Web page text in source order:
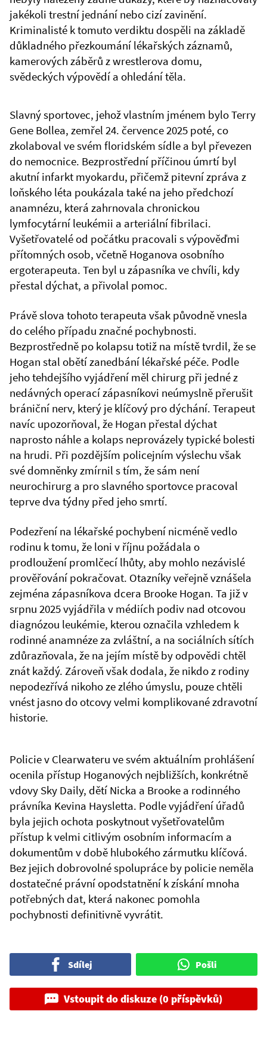
jakékoli trestní jednání nebo cizí zavinění.
Kriminalisté k tomuto verdiktu dospěli na základě
důkladného přezkoumání lékařských záznamů,
kamerových záběrů z wrestlerova domu,
svědeckých výpovědí a ohledání těla.
Slavný sportovec, jehož vlastním jménem bylo Terry
Gene Bollea, zemřel 24. července 2025 poté, co
zkolaboval ve svém floridském sídle a byl převezen
do nemocnice. Bezprostřední příčinou úmrtí byl
akutní infarkt myokardu, přičemž pitevní zpráva z
loňského léta poukázala také na jeho předchozí
anamnézu, která zahrnovala chronickou
lymfocytární leukémii a arteriální fibrilaci.
Vyšetřovatelé od počátku pracovali s výpověďmi
přítomných osob, včetně Hoganova osobního
ergoterapeuta. Ten byl u zápasníka ve chvíli, kdy
přestal dýchat, a přivolal pomoc.
Právě slova tohoto terapeuta však původně vnesla
do celého případu značné pochybnosti.
Bezprostředně po kolapsu totiž na místě tvrdil, že se
Hogan stal obětí zanedbání lékařské péče. Podle
jeho tehdejšího vyjádření měl chirurg při jedné z
nedávných operací zápasníkovi neúmyslně přerušit
brániční nerv, který je klíčový pro dýchání. Terapeut
navíc upozorňoval, že Hogan přestal dýchat
naprosto náhle a kolaps neprovázely typické bolesti
na hrudi. Při pozdějším policejním výslechu však
své domněnky zmírnil s tím, že sám není
neurochirurg a pro slavného sportovce pracoval
teprve dva týdny před jeho smrtí.
Podezření na lékařské pochybení nicméně vedlo
rodinu k tomu, že loni v říjnu požádala o
prodloužení promlčecí lhůty, aby mohlo nezávislé
prověřování pokračovat. Otazníky veřejně vznášela
zejména zápasníkova dcera Brooke Hogan. Ta již v
srpnu 2025 vyjádřila v médiích podiv nad otcovou
diagnózou leukémie, kterou označila vzhledem k
rodinné anamnéze za zvláštní, a na sociálních sítích
zdůrazňovala, že na jejím místě by odpovědi chtěl
znát každý. Zároveň však dodala, že nikdo z rodiny
nepodezřívá nikoho ze zlého úmyslu, pouze chtěli
vnést jasno do otcovy velmi komplikované zdravotní
historie.
Policie v Clearwateru ve svém aktuálním prohlášení
ocenila přístup Hoganových nejbližších, konkrétně
vdovy Sky Daily, dětí Nicka a Brooke a rodinného
právníka Kevina Haysletta. Podle vyjádření úřadů
byla jejich ochota poskytnout vyšetřovatelům
přístup k velmi citlivým osobním informacím a
dokumentům v době hlubokého zármutku klíčová.
Bez jejich dobrovolné spolupráce by policie neměla
dostatečné právní opodstatnění k získání mnoha
potřebných dat, která nakonec pomohla
pochybnosti definitivně vyvrátit.
Sdílej Pošli
Vstoupit do diskuze (0 příspěvků)